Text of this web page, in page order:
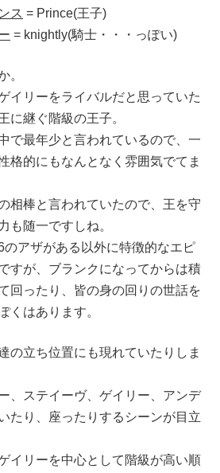
ス = Prince(王子)
= knightly(騎士・・・っぽい)
。
イリーをライバルだと思っていた
に継ぐ階級の王子。
で最年少と言われているので、一
格的にもなんとなく雰囲気でてま
相棒と言われていたので、王を守
も随一ですしね。
のアザがある以外に特徴的なエピ
すが、ブランクになってからは積
回ったり、皆の身の回りの世話を
くはあります。
の立ち位置にも現れていたりしま
、ステイーヴ、ゲイリー、アンデ
たり、座ったりするシーンが目立
イリーを中心として階級が高い順